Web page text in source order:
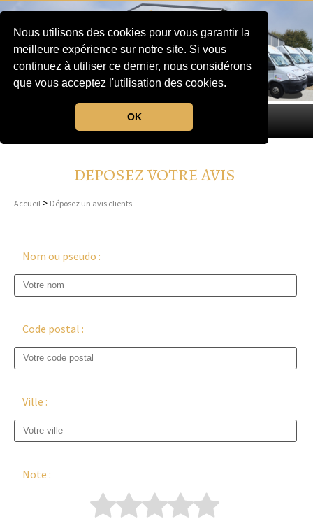
Nous utilisons des cookies pour vous garantir la
meilleure expérience sur notre site. Si vous
continuez à utiliser ce dernier, nous considérons
que vous acceptez l'utilisation des cookies.
OKMENU
DEPOSEZ VOTRE AVIS
Accueil > Déposez un avis clients
Nom ou pseudo :
Code postal :
Ville :
Note :